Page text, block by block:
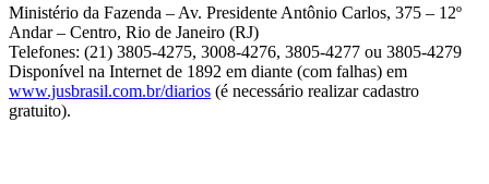
Ministério da Fazenda – Av. Presidente Antônio Carlos, 375 – 12º
Andar – Centro, Rio de Janeiro (RJ)
Telefones: (21) 3805-4275, 3008-4276, 3805-4277 ou 3805-4279
Disponível na Internet de 1892 em diante (com falhas) em
www.jusbrasil.com.br/diarios (é necessário realizar cadastro
gratuito).